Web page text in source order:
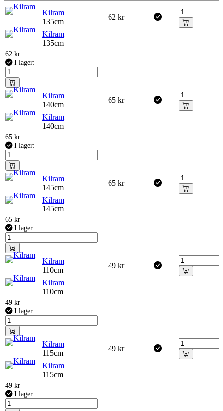
Kilram
135cm
62 kr
Kilram
135cm
62 kr
I lager:
Kilram
140cm
65 kr
Kilram
140cm
65 kr
I lager:
Kilram
145cm
65 kr
Kilram
145cm
65 kr
I lager:
Kilram
110cm
49 kr
Kilram
110cm
49 kr
I lager:
Kilram
115cm
49 kr
Kilram
115cm
49 kr
I lager: